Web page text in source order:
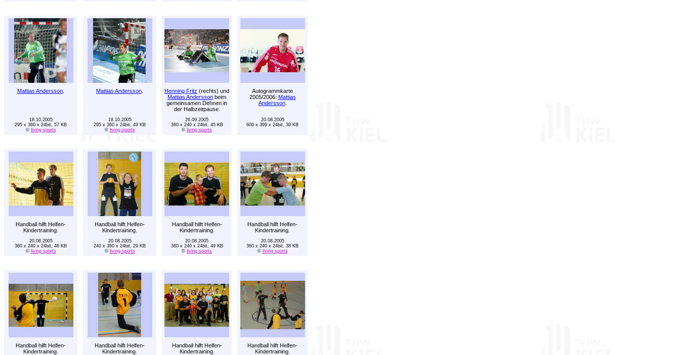
Mattias Andersson Mattias Andersson Henning Fritz (rechts) und
Mattias Andersson beim
gemeinsamen Dehnen in
der Halbzeitpause.
Autogrammkarte
2005/2006: Mattias
Andersson.
18.10.2005
295 x 360 x 24bit, 57 KB
© living sports
18.10.2005
295 x 360 x 24bit, 49 KB
© living sports
26.09.2005
360 x 240 x 24bit, 45 KB
© living sports
20.08.2005
600 x 399 x 24bit, 39 KB
Handball hilft Helfen-
Kindertraining.
Handball hilft Helfen-
Kindertraining.
Handball hilft Helfen-
Kindertraining.
Handball hilft Helfen-
Kindertraining.
20.08.2005
360 x 240 x 24bit, 46 KB
© living sports
20.08.2005
240 x 360 x 24bit, 29 KB
© living sports
20.08.2005
360 x 240 x 24bit, 49 KB
© living sports
20.08.2005
360 x 240 x 24bit, 38 KB
© living sports
Handball hilft Helfen-
Kindertraining.
Handball hilft Helfen-
Kindertraining.
Handball hilft Helfen-
Kindertraining.
Handball hilft Helfen-
Kindertraining.